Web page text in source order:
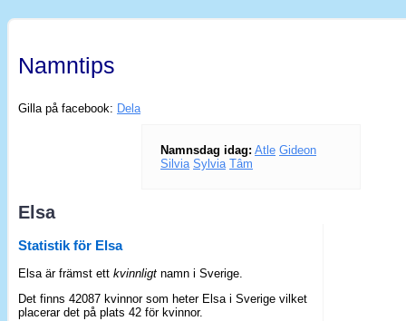
Namntips
Gilla på facebook: Dela
Namnsdag idag: Atle Gideon
Silvia Sylvia Tâm
Elsa
Statistik för Elsa
Elsa är främst ettkvinnligt namn i Sverige.
Det finns 42087 kvinnor som heter Elsa i Sverige vilket
placerar det på plats 42 för kvinnor.